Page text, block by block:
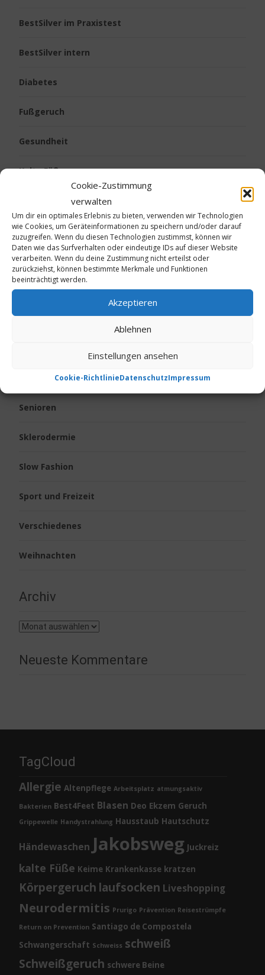
Cookie-Zustimmung
verwalten
Um dir ein optimales Erlebnis zu bieten, verwenden wir Technologien
wie Cookies, um Geräteinformationen zu speichern und/oder darauf
zuzugreifen. Wenn du diesen Technologien zustimmst, können wir
Daten wie das Surfverhalten oder eindeutige IDs auf dieser Website
verarbeiten. Wenn du deine Zustimmung nicht erteilst oder
zurückziehst, können bestimmte Merkmale und Funktionen
beeinträchtigt werden.
Akzeptieren
Ablehnen
Einstellungen ansehen
Cookie-RichtlinieDatenschutzImpressum
BestSilver im Praxistest
BestSilver intern
Diabetes
Fußgeruch
Gesundheit
Kalte Füße
Körpergeruch
Live vom Jakobsweg
Neurodermitis
Ostern
Senioren
Sklerodermie
Slow Fashion
Sport und Freizeit
Verschiedenes
Weihnachten
Archiv
Archiv
Neueste Kommentare
TagCloud
Allergie Altenpflege Arbeitsplatz atmungsaktiv
Bakterien Best4Feet Blasen Deo Ekzem Geruch
Grippewelle Handystrahlung Hausstaub Hautschutz
Händewaschen Jakobsweg Juckreiz
kalte Füße Keime Krankenkasse kratzen
Körpergeruch laufsocken Liveshopping
Neurodermitis Prurigo Prävention Reisestrümpfe
Return on Prevention Santiago de Compostela
Schwangerschaft Schweiss schweiß
Schweißgeruch schwere Beine